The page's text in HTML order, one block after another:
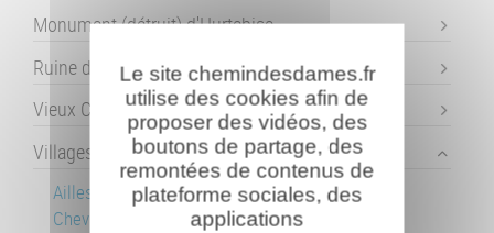
Monument (détruit) d'Hurtebise
Ruine de l'abbaye de Vauclair
Vieux Craonne
Villages détruits
Ailles
Chevreux
Le site chemindesdames.fr
utilise des cookies afin de
proposer des vidéos, des
boutons de partage, des
remontées de contenus de
plateforme sociales, des
applications